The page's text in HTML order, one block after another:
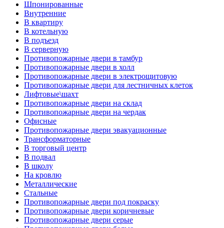
Шпонированные
Внутренние
В квартиру
В котельную
В подъезд
В серверную
Противопожарные двери в тамбур
Противопожарные двери в холл
Противопожарные двери в электрощитовую
Противопожарные двери для лестничных клеток
Лифтовые\шахт
Противопожарные двери на склад
Противопожарные двери на чердак
Офисные
Противопожарные двери эвакуационные
Трансформаторные
В торговый центр
В подвал
В школу
На кровлю
Металлические
Стальные
Противопожарные двери под покраску
Противопожарные двери коричневые
Противопожарные двери серые